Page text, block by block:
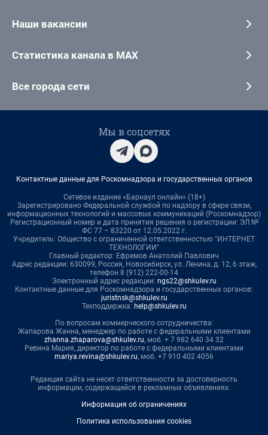
Наши вакансии
Статистика канала в MAX
Все города сети
Мы в соцсетях
Контактные данные для Роскомнадзора и государственных органов
Сетевое издание «Барнаул онлайн» (18+)
Зарегистрировано Федеральной службой по надзору в сфере связи,
информационных технологий и массовых коммуникаций (Роскомнадзор)
Регистрационный номер и дата принятия решения о регистрации: ЭЛ №
ФС 77 – 83220 от 12.05.2022 г.
Учредитель: Общество с ограниченной ответственностью "ИНТЕРНЕТ
ТЕХНОЛОГИИ"
Главный редактор: Ефремов Анатолий Павлович
Адрес редакции: 630099, Россия, Новосибирск, ул. Ленина, д. 12, 6 этаж,
телефон 8 (912) 222-00-14
Электронный адрес редакции: ngs22@shkulev.ru
Контактные данные для Роскомнадзора и государственных органов:
juristnsk@shkulev.ru
Техподдержка: help@shkulev.ru
По вопросам коммерческого сотрудничества:
Жапарова Жанна, менеджер по работе с федеральными клиентами
zhanna.zhaparova@shkulev.ru, моб. + 7 982 640 34 32
Ревина Мария, директор по работе с федеральными клиентами
mariya.revina@shkulev.ru, моб. +7 910 402 4056
Редакция сайта не несет ответственности за достоверность
информации, содержащейся в рекламных объявлениях.
Информация об ограничениях
Политика использования cookies